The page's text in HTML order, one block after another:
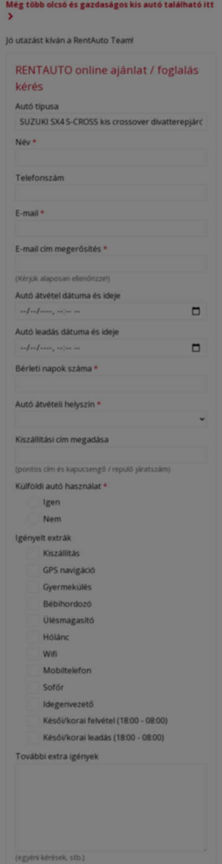
Még több olcsó és gazdaságos kis autó található itt
Jó utazást kíván a RentAuto Team!
RENTAUTO online ajánlat / foglalás
kérés
-
-
-
-
-
-
Autó típusa
Név *
Telefonszám
E-mail *
E-mail cím megerősítés *
(Kérjük alaposan ellenőrizze!)
Autó átvétel dátuma és ideje
Autó leadás dátuma és ideje
Bérleti napok száma *
Autó átvételi helyszín *
Kiszállítási cím megadása
(pontos cím és kapucsengő / repülő járatszám)
Külföldi autó használat *
Igen
Nem
Igényelt extrák
Kiszállítás
GPS navigáció
Gyermekülés
Bébihordozó
Ülésmagasító
Hólánc
Wifi
Mobiltelefon
Sofőr
Idegenvezető
Késői/korai felvétel (18:00 - 08:00)
Késői/korai leadás (18:00 - 08:00)
További extra igények
(egyéni kérések, stb.)